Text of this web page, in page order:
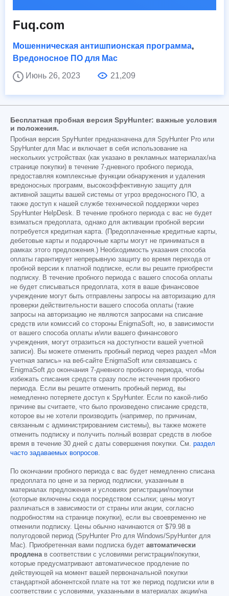
Fuq.com
Мошенническая антишпионская программа,
Вредоносное ПО для Mac
Июнь 26, 2023
21,209
Бесплатная пробная версия SpyHunter: важные условия
и положения.
Пробная версия SpyHunter предназначена для SpyHunter Pro или
SpyHunter для Mac и включает в себя использование на
нескольких устройствах (как указано в рекламных материалах/на
странице покупки) в течение 7-дневного пробного периода,
предоставляя комплексные функции обнаружения и удаления
вредоносных программ, высокоэффективную защиту для
активной защиты вашей системы от угроз вредоносного ПО, а
также доступ к нашей службе технической поддержки через
SpyHunter HelpDesk. В течение пробного периода с вас не будет
взиматься предоплата, однако для активации пробной версии
потребуется кредитная карта. (Предоплаченные кредитные карты,
дебетовые карты и подарочные карты могут не приниматься в
рамках этого предложения.) Необходимость указания способа
оплаты гарантирует непрерывную защиту во время перехода от
пробной версии к платной подписке, если вы решите приобрести
подписку. В течение пробного периода с вашего способа оплаты
не будет списываться предоплата, хотя в ваше финансовое
учреждение могут быть отправлены запросы на авторизацию для
проверки действительности вашего способа оплаты (такие
запросы на авторизацию не являются запросами на списание
средств или комиссий со стороны EnigmaSoft, но, в зависимости
от вашего способа оплаты и/или вашего финансового
учреждения, могут отразиться на доступности вашей учетной
записи). Вы можете отменить пробный период через раздел «Моя
учетная запись» на веб-сайте EnigmaSoft или связавшись с
EnigmaSoft до окончания 7-дневного пробного периода, чтобы
избежать списания средств сразу после истечения пробного
периода. Если вы решите отменить пробный период, вы
немедленно потеряете доступ к SpyHunter. Если по какой-либо
причине вы считаете, что было произведено списание средств,
которое вы не хотели производить (например, по причинам,
связанным с администрированием системы), вы также можете
отменить подписку и получить полный возврат средств в любое
время в течение 30 дней с даты совершения покупки. См. раздел
часто задаваемых вопросов.
По окончании пробного периода с вас будет немедленно списана
предоплата по цене и за период подписки, указанным в
материалах предложения и условиях регистрации/покупки
(которые включены сюда посредством ссылки; цены могут
различаться в зависимости от страны или акции, согласно
подробностям на странице покупки), если вы своевременно не
отменили подписку. Цены обычно начинаются от $79.98 в
полугодовой период (SpyHunter Pro для Windows/SpyHunter для
Mac). Приобретенная вами подписка будет автоматически
продленав соответствии с условиями регистрации/покупки,
которые предусматривают автоматическое продление по
действующей на момент вашей первоначальной покупки
стандартной абонентской плате на тот же период подписки или в
соответствии с условиями, указанными в материалах акции/на